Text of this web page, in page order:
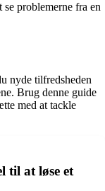
problemerne fra en
nyde tilfredsheden
Brug denne guide
med at tackle
til at løse et